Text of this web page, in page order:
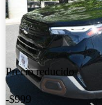
Precio reducido
-$999